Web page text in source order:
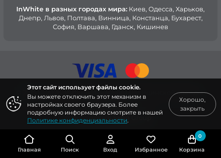
Главная Поиск Вход Избранное
0
Корзина
InWhite в разных городах мира: Киев, Oдесса, Харьков,
Днепр, Львов, Полтава, Винница, Констанца, Бухарест,
София, Варшава, Гданск, Кишинев
© 2015 — 2026, Интернет-магазин медицинской одежды
InWhite.
Сайт создан вSago Group
Этот сайт использует файлы cookie.
Вы можете отключить этот механизм в
настройках своего браузера. Более
подробную информацию смотрите в нашей
Политике конфиденциальности.
Хорошо,
закрыть